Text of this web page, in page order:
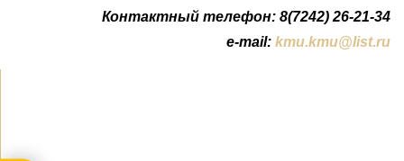
Контактный телефон: 8(7242) 26-21-34
e-mail: kmu.kmu@list.ru